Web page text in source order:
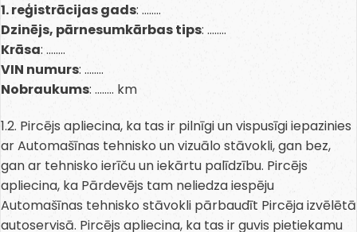
1. reģistrācijas gads: ……..
Dzinējs, pārnesumkārbas tips: ……..
Krāsa: ……..
VIN numurs: ……..
Nobraukums: …….. km
1.2. Pircējs apliecina, ka tas ir pilnīgi un vispusīgi iepazinies
ar Automašīnas tehnisko un vizuālo stāvokli, gan bez,
gan ar tehnisko ierīču un iekārtu palīdzību. Pircējs
apliecina, ka Pārdevējs tam neliedza iespēju
Automašīnas tehnisko stāvokli pārbaudīt Pircēja izvēlētā
autoservisā. Pircējs apliecina, ka tas ir guvis pietiekamu